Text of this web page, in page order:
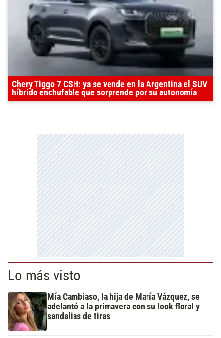
Chery Tiggo 7 CSH: ya se vende en la Argentina el SUV
híbrido enchufable que sorprende por su autonomía
Lo más visto
Mía Cambiaso, la hija de María Vázquez, se
adelantó a la primavera con su look floral y
sandalias de tiras